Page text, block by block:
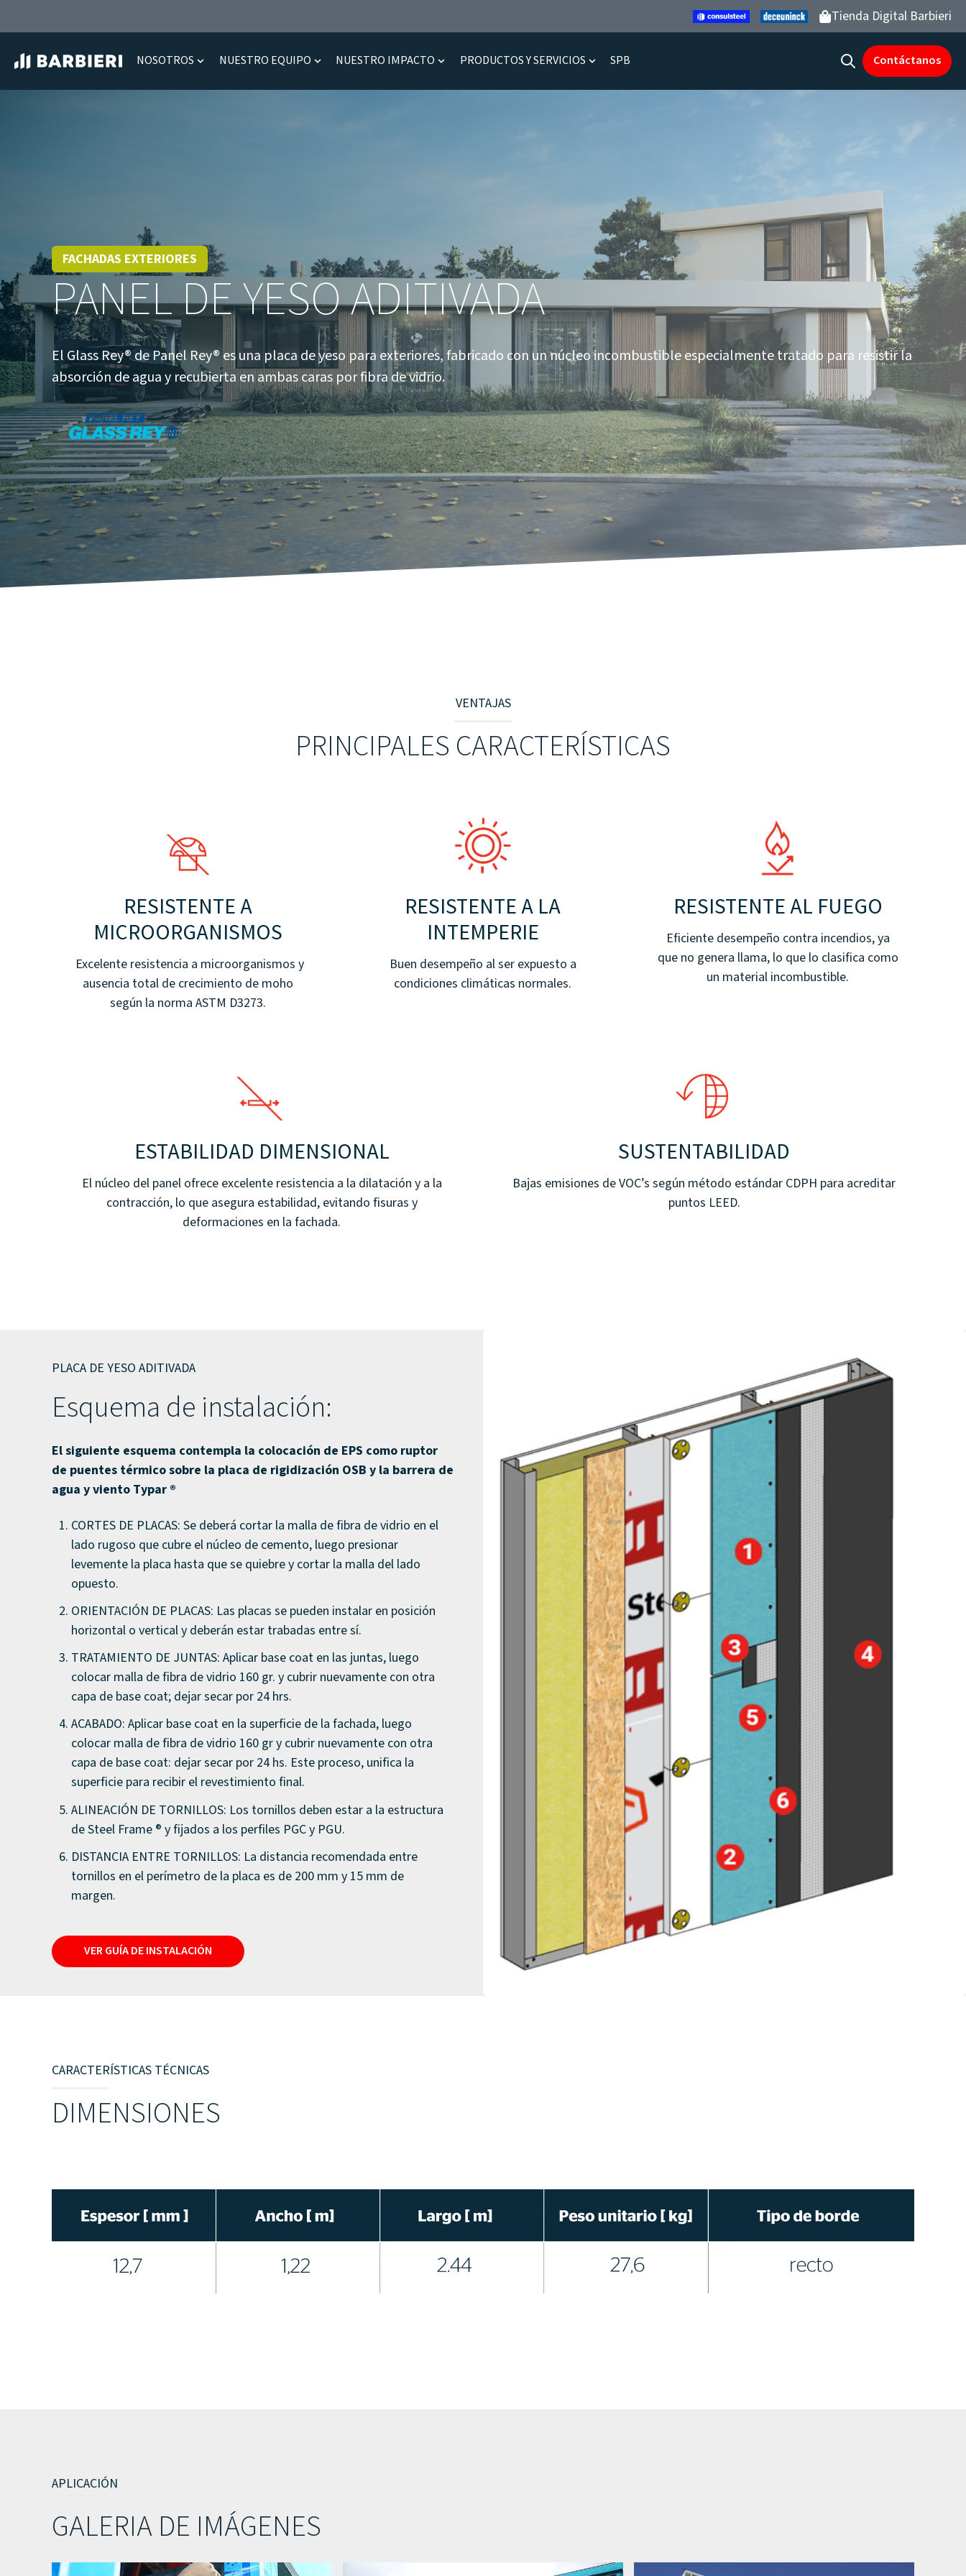
Tienda Digital Barbieri
NOSOTROS
Show submenu for Nosotros
NUESTRO EQUIPO NUESTRO IMPACTO PRODUCTOS Y SERVICIOS SPB Open searchContáctanos
FACHADAS EXTERIORES
PANEL DE YESO ADITIVADA
El Glass Rey® de Panel Rey® es una placa de yeso para exteriores, fabricado con un núcleo incombustible especialmente tratado para resistir la
absorción de agua y recubierta en ambas caras por fibra de vidrio.
VENTAJAS
PRINCIPALES CARACTERÍSTICAS
RESISTENTE A
MICROORGANISMOS
Excelente resistencia a microorganismos y
ausencia total de crecimiento de moho
según la norma ASTM D3273.
RESISTENTE A LA
INTEMPERIE
Buen desempeño al ser expuesto a
condiciones climáticas normales.
RESISTENTE AL FUEGO
Eficiente desempeño contra incendios, ya
que no genera llama, lo que lo clasifica como
un material incombustible.
ESTABILIDAD DIMENSIONAL
El núcleo del panel ofrece excelente resistencia a la dilatación y a la
contracción, lo que asegura estabilidad, evitando fisuras y
deformaciones en la fachada.
SUSTENTABILIDAD
Bajas emisiones de VOC’s según método estándar CDPH para acreditar
puntos LEED.
PLACA DE YESO ADITIVADA
Esquema de instalación:
El siguiente esquema contempla la colocación de EPS como ruptor
de puentes térmico sobre la placa de rigidización OSB y la barrera de
agua y viento Typar ®
CORTES DE PLACAS: Se deberá cortar la malla de fibra de vidrio en el
lado rugoso que cubre el núcleo de cemento, luego presionar
levemente la placa hasta que se quiebre y cortar la malla del lado
opuesto.
ORIENTACIÓN DE PLACAS: Las placas se pueden instalar en posición
horizontal o vertical y deberán estar trabadas entre sí.
TRATAMIENTO DE JUNTAS: Aplicar base coat en las juntas, luego
colocar malla de fibra de vidrio 160 gr. y cubrir nuevamente con otra
capa de base coat; dejar secar por 24 hrs.
ACABADO: Aplicar base coat en la superficie de la fachada, luego
colocar malla de fibra de vidrio 160 gr y cubrir nuevamente con otra
capa de base coat: dejar secar por 24 hs. Este proceso, unifica la
superficie para recibir el revestimiento final.
ALINEACIÓN DE TORNILLOS: Los tornillos deben estar a la estructura
de Steel Frame ® y fijados a los perfiles PGC y PGU.
DISTANCIA ENTRE TORNILLOS: La distancia recomendada entre
tornillos en el perímetro de la placa es de 200 mm y 15 mm de
margen.
VER GUÍA DE INSTALACIÓN
CARACTERÍSTICAS TÉCNICAS
DIMENSIONES
APLICACIÓN
GALERIA DE IMÁGENES